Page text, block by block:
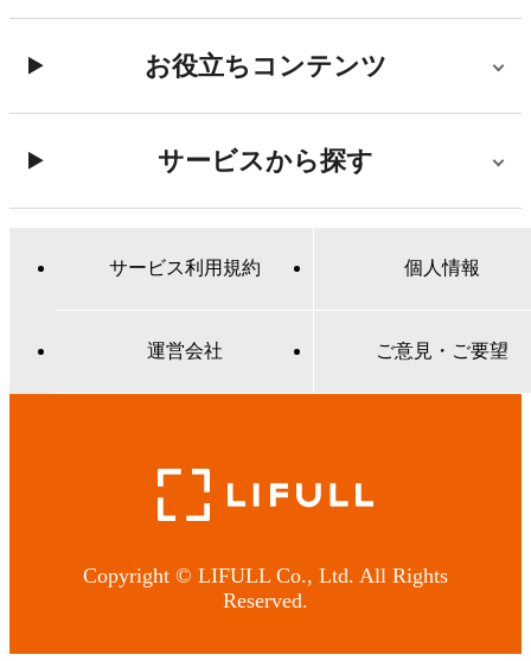
お役立ちコンテンツ
サービスから探す
サービス利用規約 個人情報
運営会社 ご意見・ご要望
Copyright © LIFULL Co., Ltd. All Rights
Reserved.